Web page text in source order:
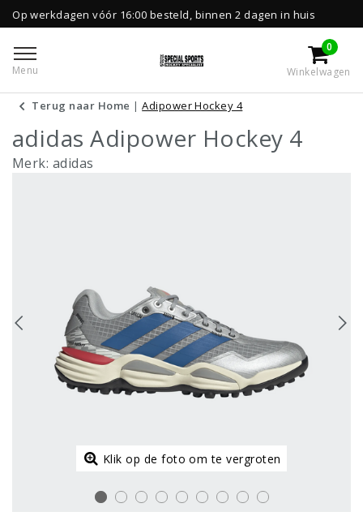
vóór 16:00 besteld, binnen 2 dagen in huis
Menu
0
Winkelwagen
Terug naar Home |Adipower Hockey 4
adidas Adipower Hockey 4
Merk: adidas
Klik op de foto om te vergroten